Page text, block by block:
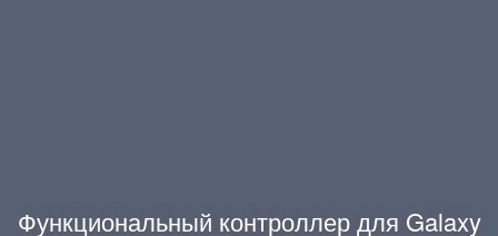
Функциональный контроллер для Galaxy